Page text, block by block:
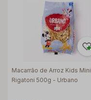
Macarrão de Arroz Kids Mini
Rigatoni 500g - Urbano